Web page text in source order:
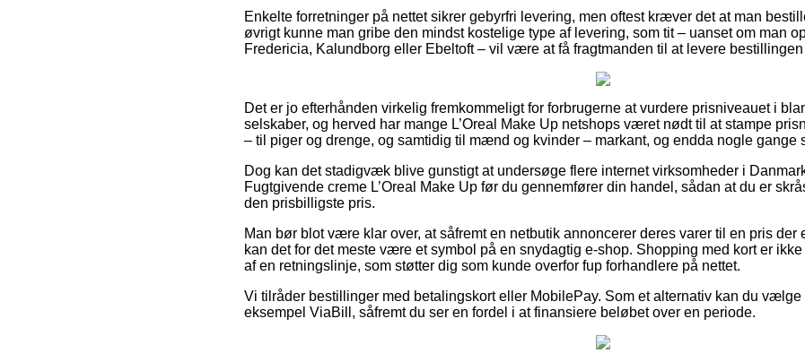
Enkelte forretninger på nettet sikrer gebyrfri levering, men oftest kræver det at man
øvrigt kunne man gribe den mindst kostelige type af levering, som tit – uanset om man
Fredericia, Kalundborg eller Ebeltoft – vil være at få fragtmanden til at levere
Det er jo efterhånden virkelig fremkommeligt for forbrugerne at vurdere prisniveauet i
selskaber, og herved har mange L’Oreal Make Up netshops været nødt til at stampe
– til piger og drenge, og samtidig til mænd og kvinder – markant, og endda nogle gange
Dog kan det stadigvæk blive gunstigt at undersøge flere internet virksomheder i
Fugtgivende creme L’Oreal Make Up før du gennemfører din handel, sådan at du er
den prisbilligste pris.
Man bør blot være klar over, at såfremt en netbutik annoncerer deres varer til en pris der
kan det for det meste være et symbol på en snydagtig e-shop. Shopping med kort er
af en retningslinje, som støtter dig som kunde overfor fup forhandlere på nettet.
Vi tilråder bestillinger med betalingskort eller MobilePay. Som et alternativ kan du vælge
eksempel ViaBill, såfremt du ser en fordel i at finansiere beløbet over en periode.